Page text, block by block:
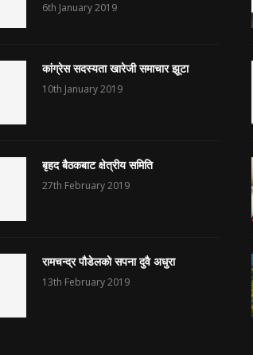
6th January 2019
कांग्रेस सदस्यता खारेजी समाचार झूटा
10th January 2019
बृहद बैठकबाट क्षेत्रीय समिति
27th February 2019
रामचन्द्र पौडेलको सपना दुवै अधुरा
13th February 2019